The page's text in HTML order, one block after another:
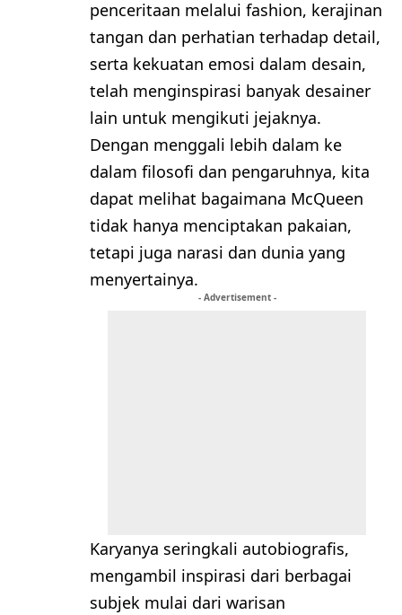
penceritaan melalui fashion, kerajinan
tangan dan perhatian terhadap detail,
serta kekuatan emosi dalam desain,
telah menginspirasi banyak desainer
lain untuk mengikuti jejaknya.
Dengan menggali lebih dalam ke
dalam filosofi dan pengaruhnya, kita
dapat melihat bagaimana McQueen
tidak hanya menciptakan pakaian,
tetapi juga narasi dan dunia yang
menyertainya.
- Advertisement -
Karyanya seringkali autobiografis,
mengambil inspirasi dari berbagai
subjek mulai dari warisan